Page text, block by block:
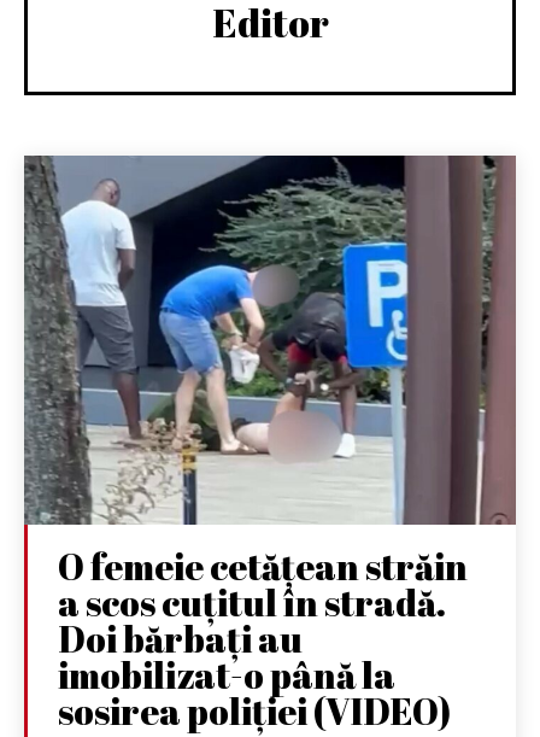
Editor
O femeie cetățean străin
a scos cuțitul în stradă.
Doi bărbați au
imobilizat-o până la
sosirea poliției (VIDEO)